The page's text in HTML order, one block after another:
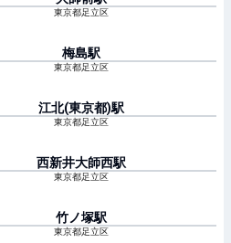
東京都足立区
梅島駅
東京都足立区
江北(東京都)駅
東京都足立区
西新井大師西駅
東京都足立区
竹ノ塚駅
東京都足立区